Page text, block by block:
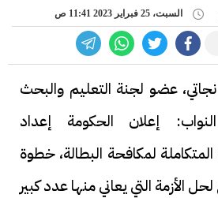
السبت، 25 فبراير 2023 11:41 ص
عضو لجنة التعليم والبحث
إعلان الحكومة إعداد
المتكاملة لمكافحة البطالة، خطوة
الأزمة التي يعاني منها عدد كبير